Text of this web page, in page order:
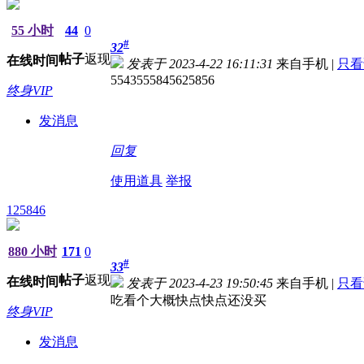
55 小时
在线时间
44
帖子
0
返现
终身VIP
发消息
32#
发表于 2023-4-22 16:11:31 来自手机 | 只
5543555845625856
回复
使用道具 举报
125846
880 小时
在线时间
171
帖子
0
返现
终身VIP
发消息
33#
发表于 2023-4-23 19:50:45 来自手机 | 只
吃看个大概快点快点还没买